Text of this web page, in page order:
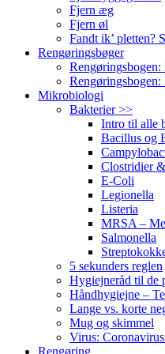
Fjern æg
Fjern øl
Fandt ik’ pletten?
Rengøringsbøger
Mikrobiologi
Bakterier >>
Intro til alle
Bacillus og
Clostridier
E-Coli
Legionella
Listeria
MRSA –
Salmonella
5 sekunders reglen
Hygiejneråd til de
Håndhygiejne –
Lange vs. korte
Mug og skimmel
Virus:
Rengøring